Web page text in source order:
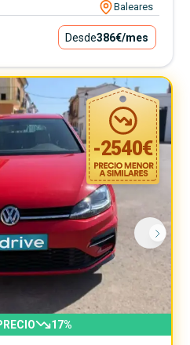
Baleares
Desde386€/mes
-2540€
17%